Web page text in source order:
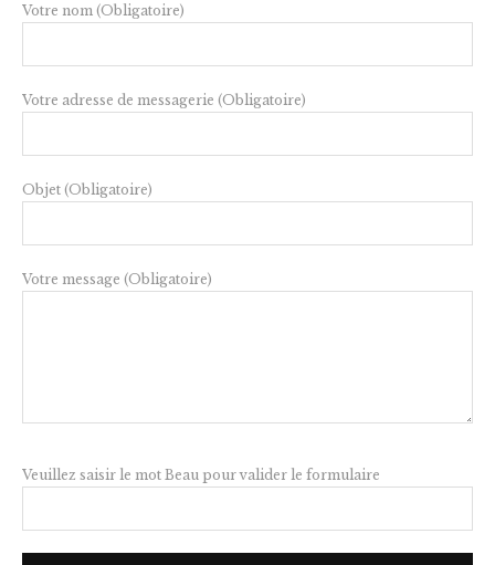
Votre nom (Obligatoire)
Votre adresse de messagerie (Obligatoire)
Objet (Obligatoire)
Votre message (Obligatoire)
Veuillez saisir le mot Beau pour valider le formulaire